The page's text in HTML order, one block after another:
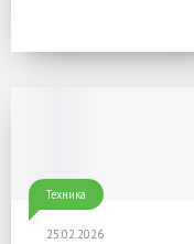
Техника
25.02.2026